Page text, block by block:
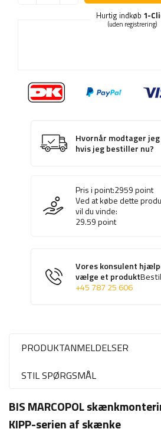
Hurtig indkøb 1-
(uden registrering)
Hvornår modtager
hvis jeg bestiller nu?
Pris i point:2959point
Ved at købe dette
vil du vinde:
29.59point
Vores konsulent
vælge et produkt
+45 787 25 606
PRODUKTANMELDELSER
STIL SPØRGSMÅL
BIS MARCOPOL
KIPP-serien af ​​skænke